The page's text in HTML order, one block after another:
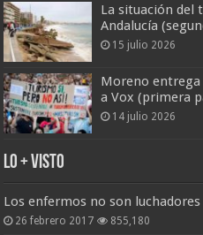
La situación del
Andalucía
15 julio 2026
Moreno entrega
a Vox (primera
14 julio 2026
Lo + Visto
Los enfermos no son luchadores
26 febrero 2017 855,180